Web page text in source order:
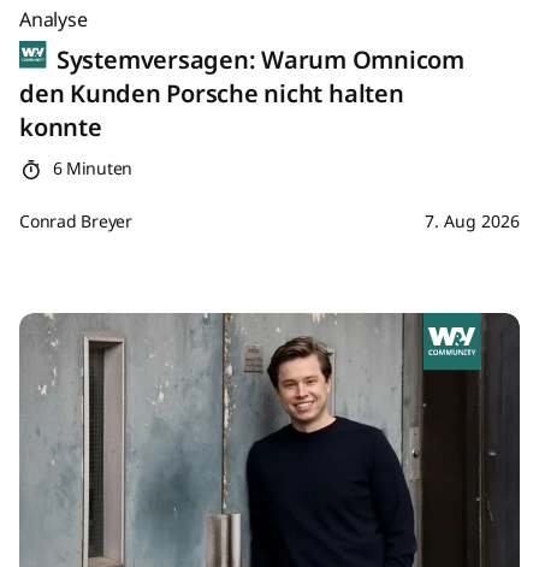
Analyse
Systemversagen: Warum Omnicom
den Kunden Porsche nicht halten
konnte
6 Minuten
Conrad Breyer 7. Aug 2026